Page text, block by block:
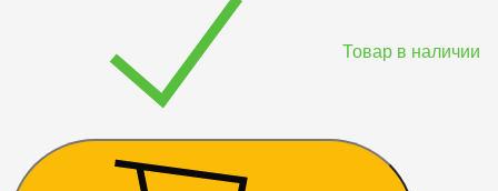
Товар в наличии